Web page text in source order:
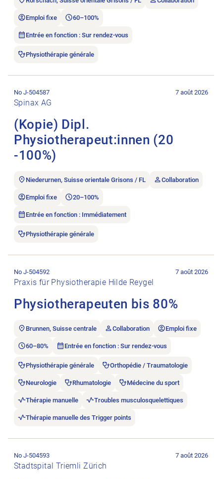
Emploi fixe 60–100%
Entrée en fonction : Sur rendez-vous
Physiothérapie générale
Spinax AG
(Kopie) Dipl.
Physiotherapeut:innen (20
-100%)
No J-504587 7 août 2026
Niederurnen, Suisse orientale Grisons / FL Collaboration
Emploi fixe 20–100%
Entrée en fonction : Immédiatement
Physiothérapie générale
Praxis für Physiotherapie Hilde Reygel
Physiotherapeuten bis 80%
No J-504592 7 août 2026
Brunnen, Suisse centrale Collaboration Emploi fixe
60–80% Entrée en fonction : Sur rendez-vous
Physiothérapie générale Orthopédie / Traumatologie
Neurologie Rhumatologie Médecine du sport
Thérapie manuelle Troubles musculosquelettiques
Thérapie manuelle des Trigger points
Stadtspital Triemli Zürich
No J-504593 7 août 2026